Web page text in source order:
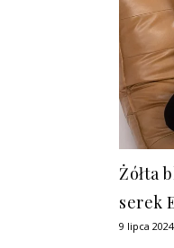
Żółta
serek
9 lipca 2024